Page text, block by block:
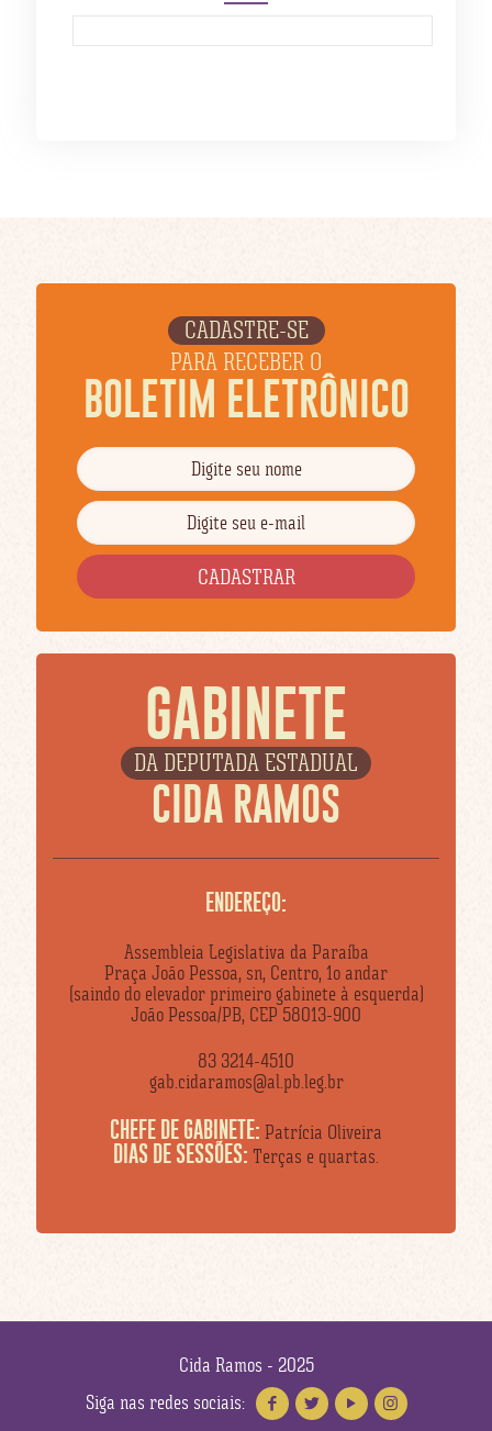
CADASTRE-SE
PARA RECEBER O
BOLETIM ELETRÔNICO
GABINETE
DA DEPUTADA ESTADUAL
CIDA RAMOS
ENDEREÇO:
Assembleia Legislativa da Paraíba
Praça João Pessoa, sn, Centro, 1o andar
(saindo do elevador primeiro gabinete à esquerda)
João Pessoa/PB, CEP 58013-900
83 3214-4510
gab.cidaramos@al.pb.leg.br
CHEFE DE GABINETE: Patrícia Oliveira
DIAS DE SESSÕES: Terças e quartas.
Cida Ramos - 2025
Siga nas redes sociais: